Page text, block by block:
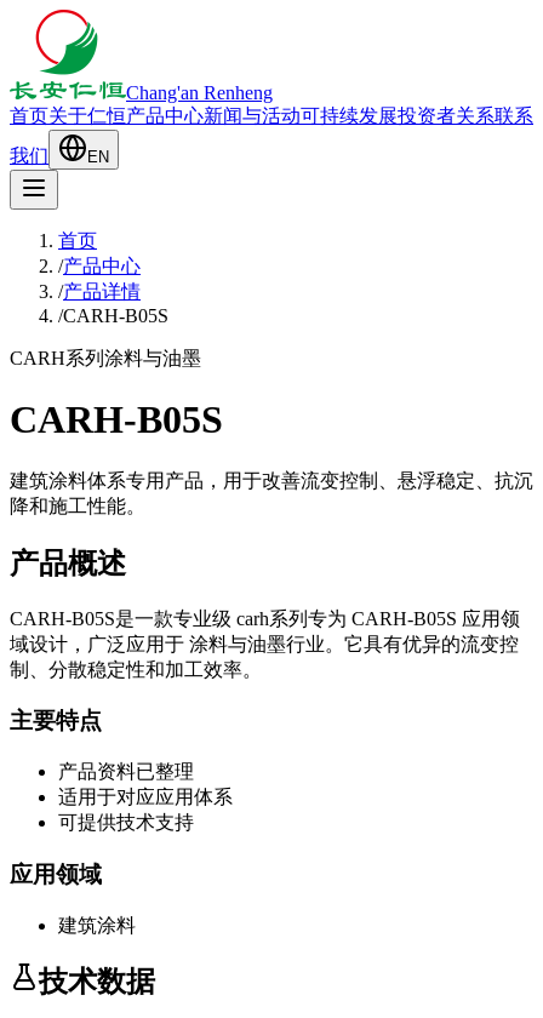
Chang'an Renheng
首页关于仁恒产品中心新闻与活动可持续发展投资者关系联系
我们
EN
首页
/产品中心
/产品详情
/CARH-B05S
CARH系列 涂料与油墨
CARH-B05S
建筑涂料体系专用产品，用于改善流变控制、悬浮稳定、抗沉
降和施工性能。
产品概述
CARH-B05S是一款专业级 carh系列 专为 CARH-B05S 应用领
域设计，广泛应用于 涂料与油墨行业。它具有优异的流变控
制、分散稳定性和加工效率。
主要特点
产品资料已整理
适用于对应应用体系
可提供技术支持
应用领域
建筑涂料
技术数据